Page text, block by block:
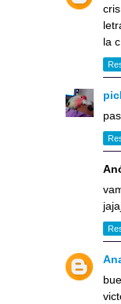
la c